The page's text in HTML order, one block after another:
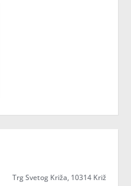
Trg Svetog Križa, 10314 Križ